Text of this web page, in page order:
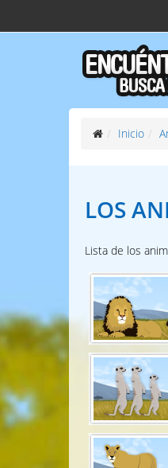
Inicio
LOS
Lista de los